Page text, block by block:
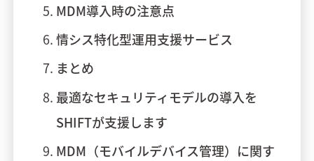
MDM導入時の注意点
情シス特化型運用支援サービス
まとめ
最適なセキュリティモデルの導入を
SHIFTが支援します
MDM（モバイルデバイス管理）に関す